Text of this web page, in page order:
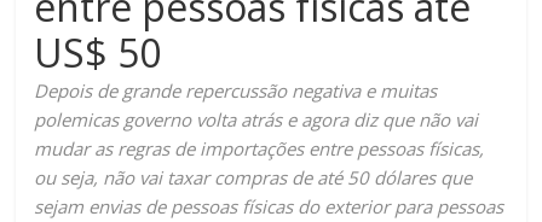
US$ 50
Depois de grande repercussão negativa e muitas
polemicas governo volta atrás e agora diz que não vai
mudar as regras de importações entre pessoas físicas,
ou seja, não vai taxar compras de até 50 dólares que
sejam envias de pessoas físicas do exterior para pessoas